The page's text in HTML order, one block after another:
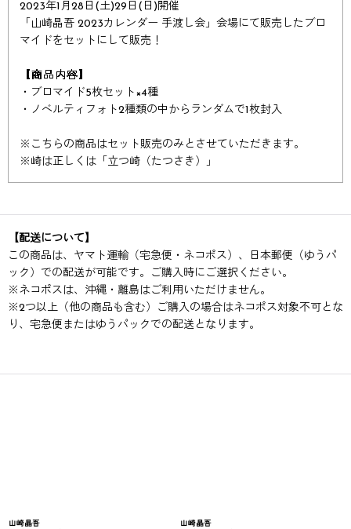
2023年1月28日(土)29日(日)開催
「山崎晶吾 2023カレンダー 手渡し会」会場にて販売したブロ
マイドをセットにして販売！
【商品内容】
・ブロマイド5枚セット×4種
・ノベルティフォト2種類の中からランダムで1枚封入
※ こちらの商品はセット販売のみとさせていただきます。
※ 崎は正しくは「立つ崎（たつさき）」
【配送について】
この商品は、ヤマト運輸（宅急便・ネコポス）、日本郵便（ゆうパ
ック）での配送が可能です。ご購入時にご選択ください。
※ネコポスは、沖縄・離島はご利用いただけません。
※2つ以上（他の商品も含む）ご購入の場合はネコポス対象不可とな
り、宅急便またはゆうパックでの配送となります。
山崎晶吾 山崎晶吾